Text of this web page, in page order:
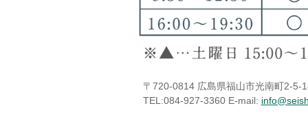
〒720-0814 広島県福山市光南町2-5-
TEL:084-927-3360 E-mail: